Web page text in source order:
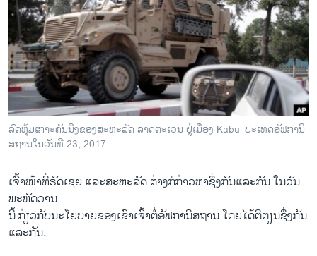
ຊີວິດຊາວລາວ
ຊຸມຊົນຊາວລາວ
ວິທະຍາສາດ-ເທັກໂນໂລຈີ
ທຸລະກິດ
ພາສາອັງກິດ
ວີດີໂອ
ລາຍການກະຈາຍສຽງ
ລາຍງານ
ຕິດຕາມພວກເຮົາ ທີ່
ລົດຫຸ້ມເກາະຄັນນຶ່ງຂອງສະຫະລັດ ລາດຕະເວນ ຢູ່ເມືອງ Kabul ປະເທດອັຟການິ
ສຖານໃນວັນທີ 23, 2017.
ເຈົ້າໜ້າທີ່ຣັດ​ເຊຍ ​ແລະ​ສະຫະລັດ ຕ່າງ​ກໍ​ກ່າວ​ຫາ​ຊຶ່ງ​ກັນ​ແລະ​ກັນ ​ໃນ​ວັນ​
ພະຫັດ​ວານ​
ນີ້ ກ່ຽວ​ກັບ​ນະ​ໂຍບ​າຍຂອງ​ເຂົາ​ເຈົ້າຕໍ່ອັຟກາ​ນິສຖານ ​ໂດຍ​ໄດ້​ຕິ​ຕຽນ​ຊຶ່ງ​ກັນ​
ແລະ​ກັນ.